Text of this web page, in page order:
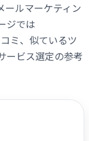
ルマーケティン
ジでは
ミ、似ているツ
ービス選定の参考